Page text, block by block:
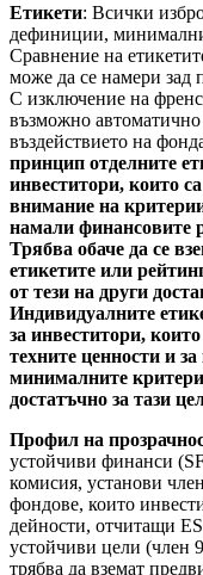
Етикети: Всички
дефиниции,
Сравнение на
може да се намери зад
С изключение на
възможно автоматично
въздействието на
принцип отделните
инвеститори, които
внимание на
намали финансовите
Трябва обаче да се
етикетите или
от тези на други
Индивидуалните
за инвеститори,
техните ценности и
минималните
достатъчно за тази
Профил на
устойчиви финанси
комисия, установи
фондове, които
дейности, отчитащи
устойчиви цели (член
трябва да вземат